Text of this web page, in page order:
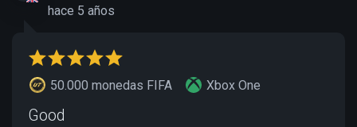
hace 5 años
50.000 monedas FIFA Xbox One
Good